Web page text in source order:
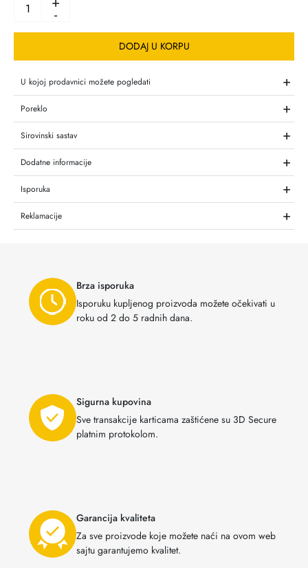
-
DODAJ U KORPU
U kojoj prodavnici možete pogledati +
Poreklo +
Sirovinski sastav +
Dodatne informacije +
Isporuka +
Reklamacije +
Brza isporuka
Isporuku kupljenog proizvoda možete očekivati u
roku od 2 do 5 radnih dana.
Sigurna kupovina
Sve transakcije karticama zaštićene su 3D Secure
platnim protokolom.
Garancija kvaliteta
Za sve proizvode koje možete naći na ovom web
sajtu garantujemo kvalitet.